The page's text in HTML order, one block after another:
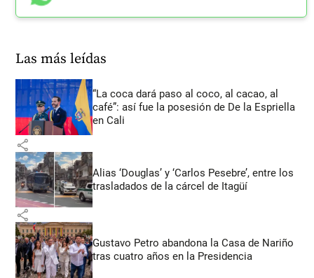
Las más leídas
“La coca dará paso al coco, al cacao, al
café”: así fue la posesión de De la Espriella
en Cali
share
Alias ‘Douglas’ y ‘Carlos Pesebre’, entre los
trasladados de la cárcel de Itagüí
share
Gustavo Petro abandona la Casa de Nariño
tras cuatro años en la Presidencia